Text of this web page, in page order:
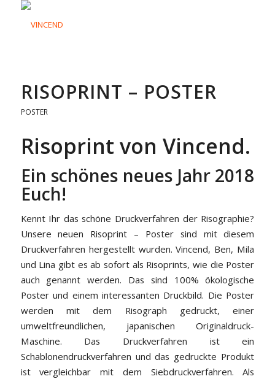
RISOPRINT – POSTER
POSTER
Risoprint von Vincend.
Ein schönes neues Jahr 2018
Euch!
Kennt Ihr das schöne Druckverfahren der Risographie?
Unsere neuen Risoprint – Poster sind mit diesem
Druckverfahren hergestellt wurden. Vincend, Ben, Mila
und Lina gibt es ab sofort als Risoprints, wie die Poster
auch genannt werden. Das sind 100% ökologische
Poster und einem interessanten Druckbild. Die Poster
werden mit dem Risograph gedruckt, einer
umweltfreundlichen, japanischen Originaldruck-
Maschine. Das Druckverfahren ist ein
Schablonendruckverfahren und das gedruckte Produkt
ist vergleichbar mit dem Siebdruckverfahren. Als